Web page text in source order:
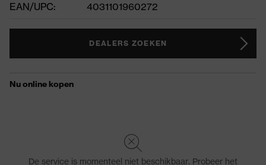
EAN/UPC:
4031101960272
DEALERS ZOEKEN